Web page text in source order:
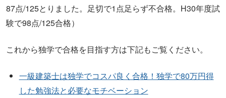
87点/125とりました。足切で1点足らず不合格。H30年度試
験で98点/125合格）
これから独学で合格を目指す方は下記もご覧ください。
一級建築士は独学でコスパ良く合格！独学で80万円得
した勉強法と必要なモチベーション